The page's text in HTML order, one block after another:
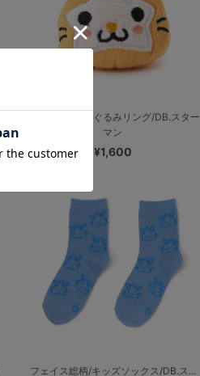
マスコットぬいぐるみリング/DB.スター
マン
¥1,600
フェイス総柄/キッズソックス/DB.ス...